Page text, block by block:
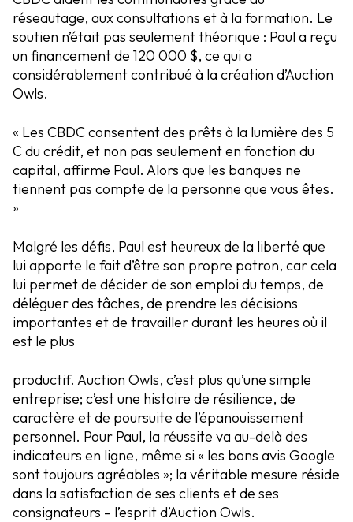
réseautage, aux consultations et à la formation. Le
soutien n’était pas seulement théorique : Paul a reçu
un financement de 120 000 $, ce qui a
considérablement contribué à la création d’Auction
Owls.
« Les CBDC consentent des prêts à la lumière des 5
C du crédit, et non pas seulement en fonction du
capital, affirme Paul. Alors que les banques ne
tiennent pas compte de la personne que vous êtes.
»
Malgré les défis, Paul est heureux de la liberté que
lui apporte le fait d’être son propre patron, car cela
lui permet de décider de son emploi du temps, de
déléguer des tâches, de prendre les décisions
importantes et de travailler durant les heures où il
est le plus
productif. Auction Owls, c’est plus qu’une simple
entreprise; c’est une histoire de résilience, de
caractère et de poursuite de l’épanouissement
personnel. Pour Paul, la réussite va au-delà des
indicateurs en ligne, même si « les bons avis Google
sont toujours agréables »; la véritable mesure réside
dans la satisfaction de ses clients et de ses
consignateurs – l’esprit d’Auction Owls.